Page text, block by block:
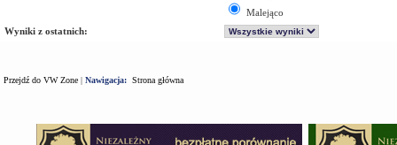
Malejąco
Wyniki z ostatnich:
Przejdź do VW Zone | Nawigacja: Strona główna